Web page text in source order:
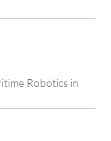
Robotics in